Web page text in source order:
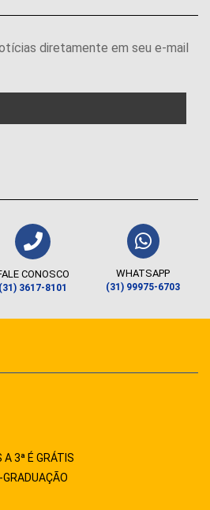
diretamente em seu e-mail
CONOSCO
(31) 3617-8101
WHATSAPP
(31) 99975-6703
A 3ª É GRÁTIS